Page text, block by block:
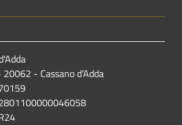
- Cassano d'Adda